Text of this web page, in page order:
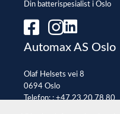
Din batterispesialist i Oslo
Automax AS Oslo
Olaf Helsets vei 8
0694 Oslo
Telefon: :+47 23 20 78 80